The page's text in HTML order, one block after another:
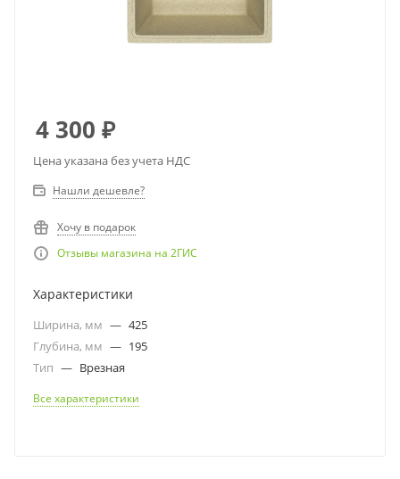
4 300 ₽
Цена указана без учета НДС
Нашли дешевле?
Хочу в подарок
Отзывы магазина на 2ГИС
Характеристики
Ширина, мм — 425
Глубина, мм — 195
Тип — Врезная
Все характеристики